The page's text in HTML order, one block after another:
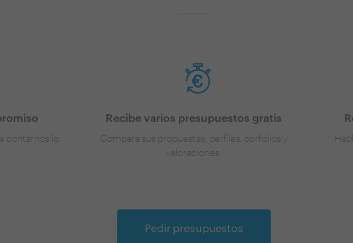
contarnos lo
Recibe varios presupuestos gratis
Compara sus propuestas, perfiles, porfolios y
valoraciones.
Pedir presupuestos